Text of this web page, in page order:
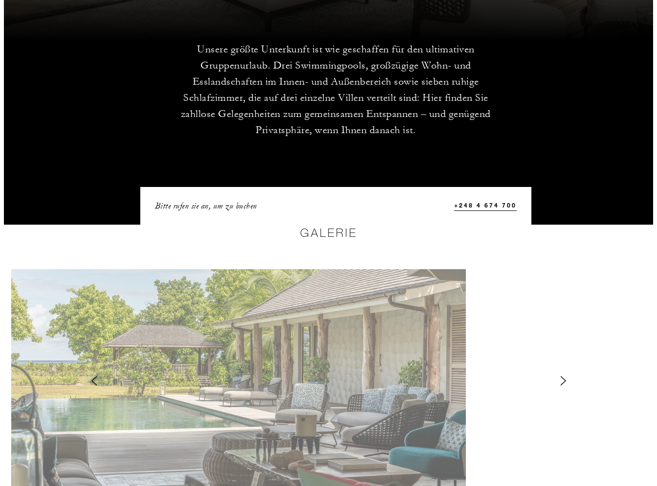
Unsere größte Unterkunft ist wie geschaffen für den ultimativen
Gruppenurlaub. Drei Swimmingpools, großzügige Wohn- und
Esslandschaften im Innen- und Außenbereich sowie sieben ruhige
Schlafzimmer, die auf drei einzelne Villen verteilt sind: Hier finden Sie
zahllose Gelegenheiten zum gemeinsamen Entspannen – und genügend
Privatsphäre, wenn Ihnen danach ist.
Bitte rufen sie an, um zu buchen +248 4 674 700
GALERIE